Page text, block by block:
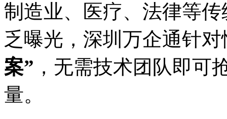
制造业、医疗、法律等
乏曝光，深圳万企通针
案” ，无需技术团队即可
量。